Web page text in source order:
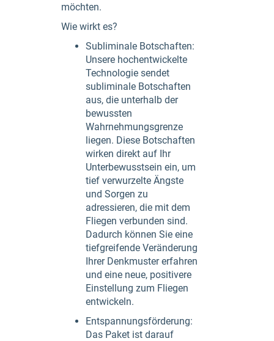
möchten.
Wie wirkt es?
Subliminale Botschaften:
Unsere hochentwickelte
Technologie sendet
subliminale Botschaften
aus, die unterhalb der
bewussten
Wahrnehmungsgrenze
liegen. Diese Botschaften
wirken direkt auf Ihr
Unterbewusstsein ein, um
tief verwurzelte Ängste
und Sorgen zu
adressieren, die mit dem
Fliegen verbunden sind.
Dadurch können Sie eine
tiefgreifende Veränderung
Ihrer Denkmuster erfahren
und eine neue, positivere
Einstellung zum Fliegen
entwickeln.
Entspannungsförderung:
Das Paket ist darauf